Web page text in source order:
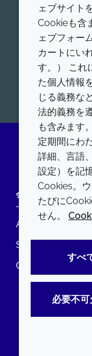
今すぐ専
Croda
動物用医薬品添
脂質について
会社
Annual Report
Sustainability
Croda.com
ェブサイト
Cookieも含
ェブフォー
カートにい
す。） これ
た個人情報
じる義務な
法的義務を
も含みます
定期間にわ
詳細、言語
設定）を記
Cookies。
たびに
せん。
すべ
必要不